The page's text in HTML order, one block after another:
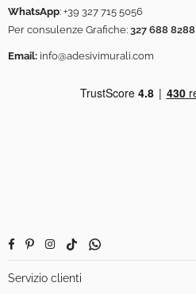
WhatsApp: +39 327 715 5056
Per consulenze Grafiche: 327 688 8288
Email: info@adesivimurali.com
FacebookPinterestInstagram
TikTokWhatsapp
Servizio clienti